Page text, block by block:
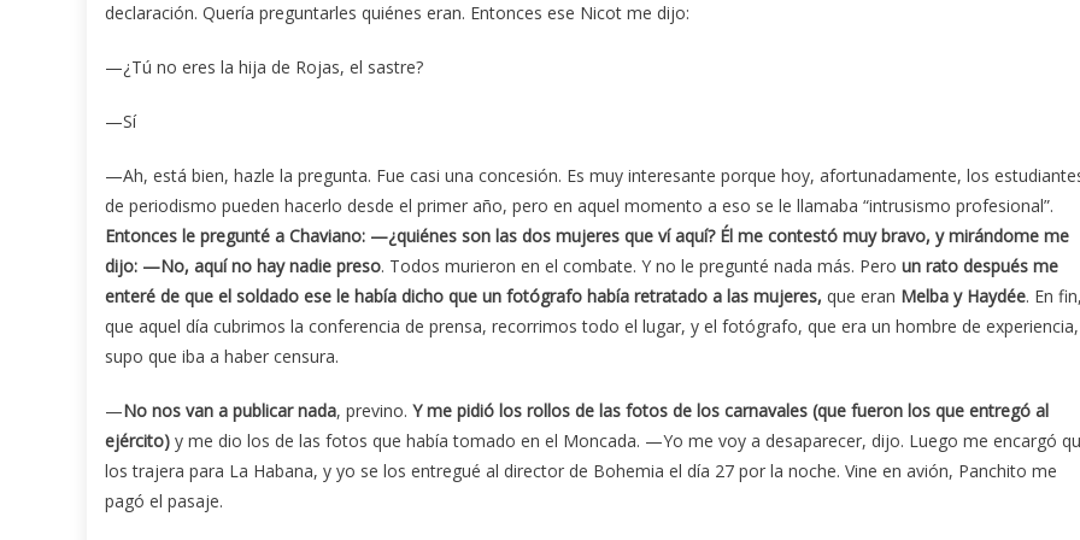
declaración. Quería preguntarles quiénes eran. Entonces ese Nicot me dijo:
—¿Tú no eres la hija de Rojas, el sastre?
—Sí
—Ah, está bien, hazle la pregunta. Fue casi una concesión. Es muy interesante porque hoy, afortunadamente, los
de periodismo pueden hacerlo desde el primer año, pero en aquel momento a eso se le llamaba “intrusismo profesional”.
Entonces le pregunté a Chaviano: —¿quiénes son las dos mujeres que ví aquí? Él me contestó muy bravo, y mirándome me
dijo: —No, aquí no hay nadie preso. Todos murieron en el combate. Y no le pregunté nada más. Pero un rato después me
enteré de que el soldado ese le había dicho que un fotógrafo había retratado a las mujeres, que eran Melba y Haydée. En fin,
que aquel día cubrimos la conferencia de prensa, recorrimos todo el lugar, y el fotógrafo, que era un hombre de experiencia,
supo que iba a haber censura.
—No nos van a publicar nada, previno. Y me pidió los rollos de las fotos de los carnavales (que fueron los que entregó al
ejército) y me dio los de las fotos que había tomado en el Moncada. —Yo me voy a desaparecer, dijo. Luego me encargó
los trajera para La Habana, y yo se los entregué al director de Bohemia el día 27 por la noche. Vine en avión, Panchito me
pagó el pasaje.